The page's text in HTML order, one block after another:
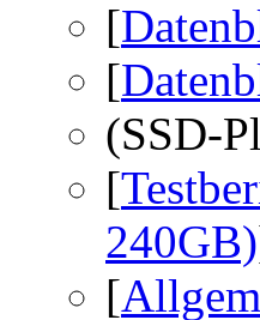
[
[
(SSD-
[
240GB)
[